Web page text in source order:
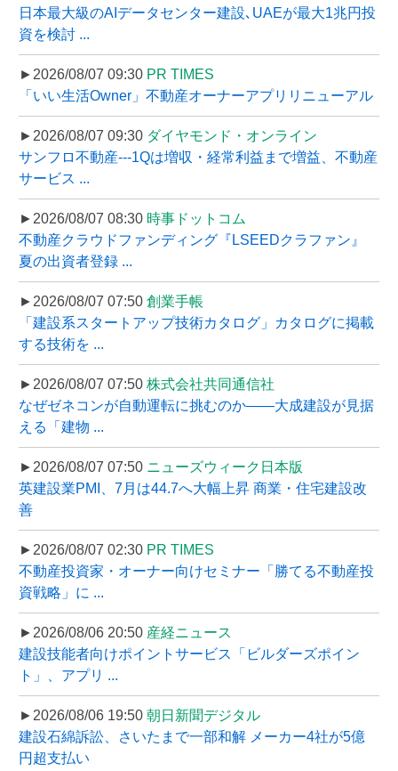
日本最大級のAIデータセンター建設､UAEが最大1兆円投
資を検討 ...
►2026/08/07 09:30 PR TIMES
「いい生活Owner」不動産オーナーアプリリニューアル
►2026/08/07 09:30 ダイヤモンド・オンライン
サンフロ不動産---1Qは増収・経常利益まで増益、不動産
サービス ...
►2026/08/07 08:30 時事ドットコム
不動産クラウドファンディング『LSEEDクラファン』
夏の出資者登録 ...
►2026/08/07 07:50 創業手帳
「建設系スタートアップ技術カタログ」カタログに掲載
する技術を ...
►2026/08/07 07:50 株式会社共同通信社
なぜゼネコンが自動運転に挑むのか――大成建設が見据
える「建物 ...
►2026/08/07 07:50 ニューズウィーク日本版
英建設業PMI、7月は44.7へ大幅上昇 商業・住宅建設改
善
►2026/08/07 02:30 PR TIMES
不動産投資家・オーナー向けセミナー「勝てる不動産投
資戦略」に ...
►2026/08/06 20:50 産経ニュース
建設技能者向けポイントサービス「ビルダーズポイン
ト」、アプリ ...
►2026/08/06 19:50 朝日新聞デジタル
建設石綿訴訟、さいたまで一部和解 メーカー4社が5億
円超支払い